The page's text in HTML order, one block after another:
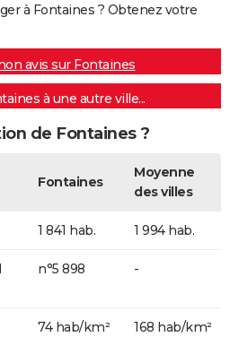
à Fontaines ? Obtenez votre
avis sur Fontaines
à une autre ville...
de Fontaines ?
Fontaines
Moyenne
des villes
1 841 hab. 1 994 hab.
n°5 898 -
74 hab/km² 168 hab/km²